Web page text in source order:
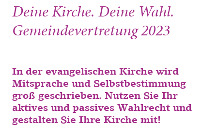
Deine Kirche. Deine Wahl.
Gemeindevertretung 2023
In der evangelischen Kirche wird
Mitsprache und Selbstbestimmung
groß geschrieben. Nutzen Sie Ihr
aktives und passives Wahlrecht und
gestalten Sie Ihre Kirche mit!